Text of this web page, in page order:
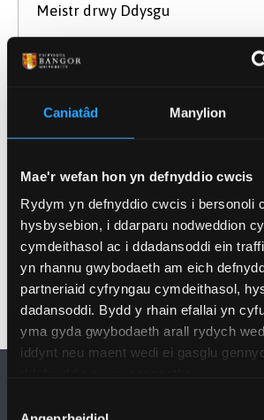
Caniatâd Manylion
Mae'r wefan hon yn defnyddio cwcis
Rydym yn defnyddio cwcis i bersonoli
hysbysebion, i ddarparu nodweddion
cymdeithasol ac i ddadansoddi ein
yn rhannu gwybodaeth am eich defnydd
partneriaid cyfryngau cymdeithasol,
dadansoddi. Bydd y rhain efallai yn
yma gyda gwybodaeth arall rydych
iddynt neu maent wedi ei gasglu
Meistr drwy Ddysgu
Cod UCAS
Hyd